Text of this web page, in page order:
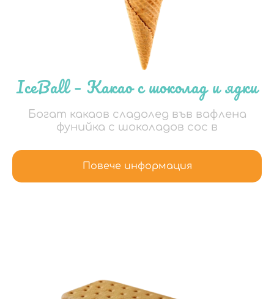
IceBall – Какао с шоколад и ядки
Богат какаов сладолед във вафлена
фунийка с шоколадов сос в
Повече информация